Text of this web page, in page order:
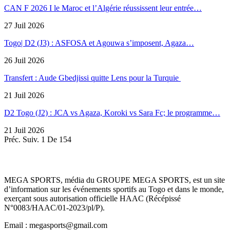
CAN F 2026 I le Maroc et l’Algérie réussissent leur entrée…
27 Juil 2026
Togo| D2 (J3) : ASFOSA et Agouwa s’imposent, Agaza…
26 Juil 2026
Transfert : Aude Gbedjissi quitte Lens pour la Turquie
21 Juil 2026
D2 Togo (J2) : JCA vs Agaza, Koroki vs Sara Fc; le programme…
21 Juil 2026
Préc. Suiv. 1 De 154
MEGA SPORTS, média du GROUPE MEGA SPORTS, est un site
d’information sur les événements sportifs au Togo et dans le monde,
exerçant sous autorisation officielle HAAC (Récépissé
N°0083/HAAC/01-2023/pl/P).
Email : megasports@gmail.com